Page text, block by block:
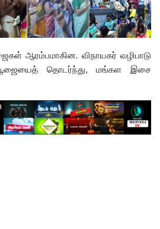
ஆரம்பமாகின. விநாயகர் வழிபாடு
தொடர்ந்து, மங்கள இசை